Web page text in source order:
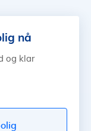
nå
og klar